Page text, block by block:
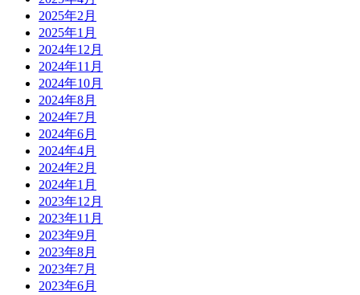
2025年2月
2025年1月
2024年12月
2024年11月
2024年10月
2024年8月
2024年7月
2024年6月
2024年4月
2024年2月
2024年1月
2023年12月
2023年11月
2023年9月
2023年8月
2023年7月
2023年6月